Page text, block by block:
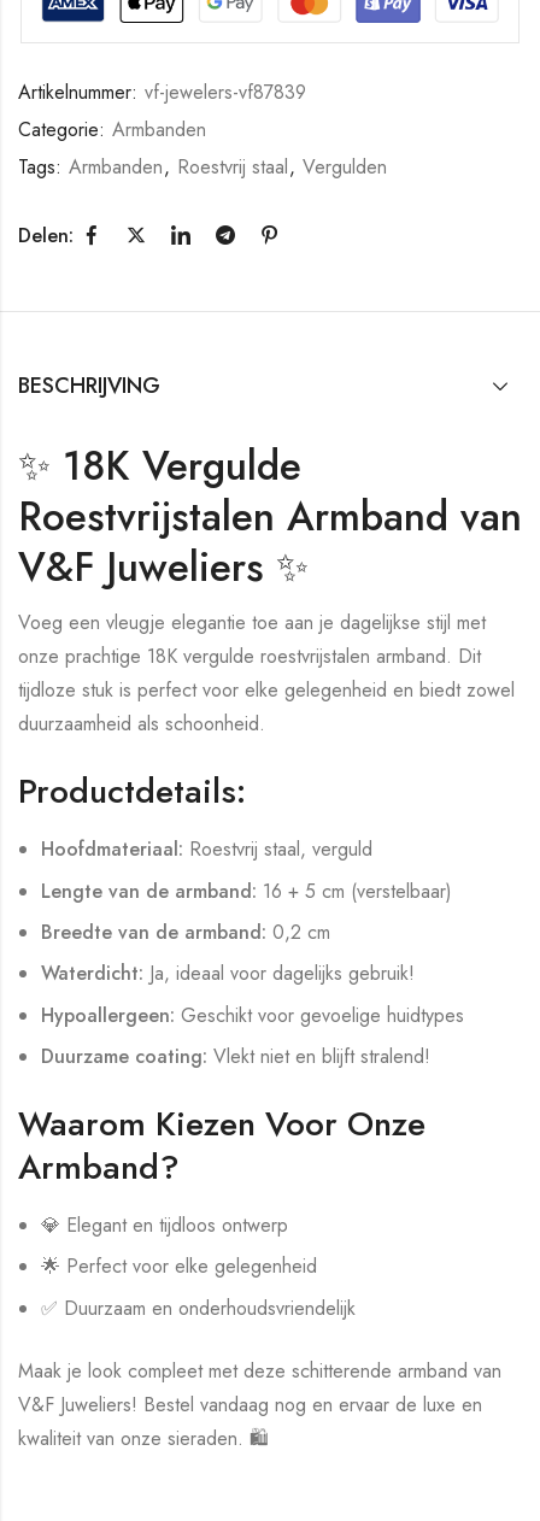
Artikelnummer: vf-jewelers-vf87839
Categorie: Armbanden
Tags: Armbanden, Roestvrij staal, Vergulden
Delen:
BESCHRIJVING
✨ 18K Vergulde
Roestvrijstalen Armband van
V&F Juweliers ✨
Voeg een vleugje elegantie toe aan je dagelijkse stijl met
onze prachtige 18K vergulde roestvrijstalen armband. Dit
tijdloze stuk is perfect voor elke gelegenheid en biedt zowel
duurzaamheid als schoonheid.
Productdetails:
Hoofdmateriaal: Roestvrij staal, verguld
Lengte van de armband: 16 + 5 cm (verstelbaar)
Breedte van de armband: 0,2 cm
Waterdicht: Ja, ideaal voor dagelijks gebruik!
Hypoallergeen: Geschikt voor gevoelige huidtypes
Duurzame coating: Vlekt niet en blijft stralend!
Waarom Kiezen Voor Onze
Armband?
💎 Elegant en tijdloos ontwerp
🌟 Perfect voor elke gelegenheid
✅ Duurzaam en onderhoudsvriendelijk
Maak je look compleet met deze schitterende armband van
V&F Juweliers! Bestel vandaag nog en ervaar de luxe en
kwaliteit van onze sieraden. 🛍️